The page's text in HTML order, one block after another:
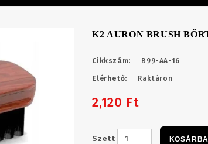
K2 AURON BRUSH
Cikkszám: B99-AA-16
Elérhető: Raktáron
2,120 Ft
Szett